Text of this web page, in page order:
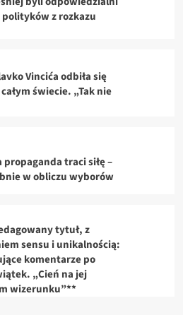
z rozkazu
Vincića odbiła się
świecie. „Tak nie
propaganda traci siłę –
w obliczu wyborów
tytuł, z
sensu i unikalnością:
komentarze po
„Cień na jej
wizerunku”**